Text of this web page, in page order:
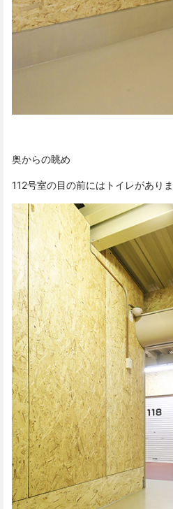
奥からの眺め
112号室の目の前にはトイレがありま